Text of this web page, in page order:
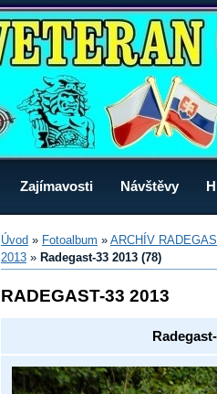
Zajímavosti Návštěvy
Úvod » Fotoalbum » ARCHÍV
2013 » Radegast-33 2013 (78)
RADEGAST-33 2013